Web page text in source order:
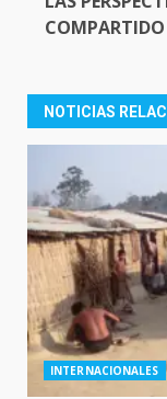
COMPARTIDO
NOTICIAS
INTERNACIONALES